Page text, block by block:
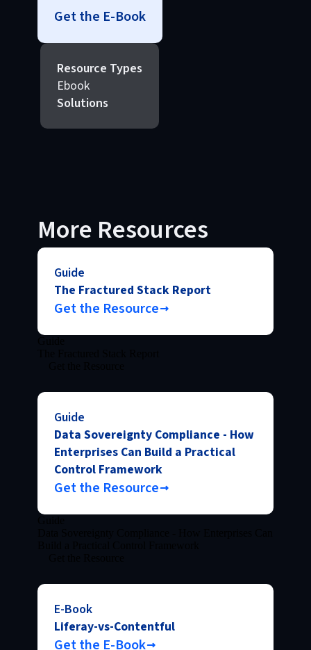
Get the E-Book
Resource Types
Ebook
Solutions
More Resources
Guide
The Fractured Stack Report
Get the Resource
Guide
Data Sovereignty Compliance - How
Enterprises Can Build a Practical
Control Framework
Get the Resource
E-Book
Liferay-vs-Contentful
Get the E-Book